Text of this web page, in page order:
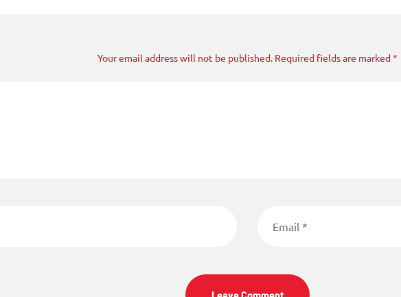
Your email address will not be published. Required fields are marked *